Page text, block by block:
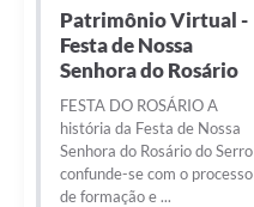
Patrimônio Virtual -
Festa de Nossa
Senhora do Rosário
FESTA DO ROSÁRIO A
história da Festa de Nossa
Senhora do Rosário do Serro
confunde-se com o processo
de formação e ...